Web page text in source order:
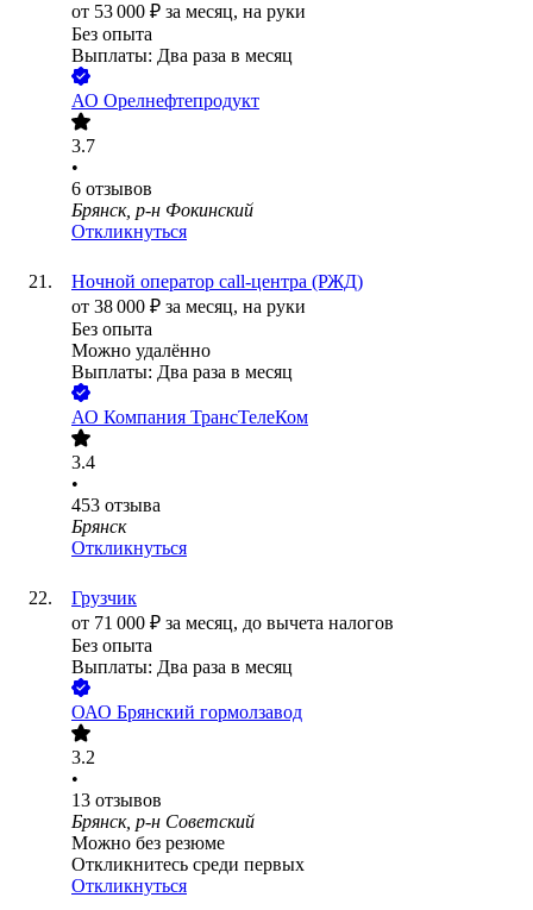
от 53 000 ₽ за месяц, на руки
Без опыта
Выплаты: Два раза в месяц
АО Орелнефтепродукт
3.7
•
6 отзывов
Брянск, р-н Фокинский
Откликнуться
Ночной оператор call-центра (РЖД)
от 38 000 ₽ за месяц, на руки
Без опыта
Можно удалённо
Выплаты: Два раза в месяц
АО Компания ТрансТелеКом
3.4
•
453 отзыва
Брянск
Откликнуться
Грузчик
от 71 000 ₽ за месяц, до вычета налогов
Без опыта
Выплаты: Два раза в месяц
ОАО Брянский гормолзавод
3.2
•
13 отзывов
Брянск, р-н Советский
Можно без резюме
Откликнитесь среди первых
Откликнуться